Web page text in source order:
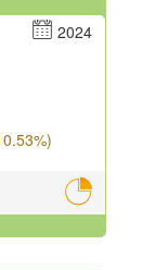
2024